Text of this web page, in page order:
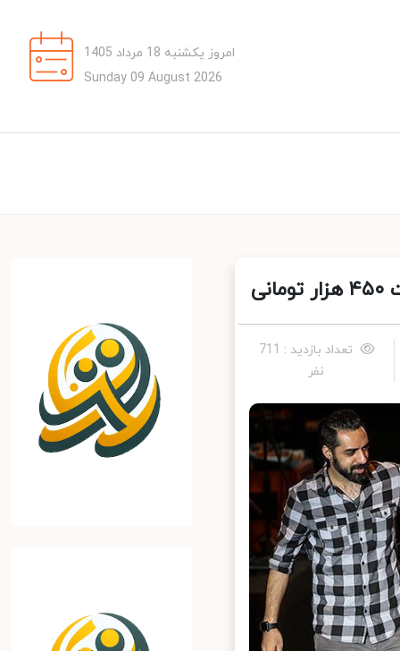
امروز یکشنبه 18 مرداد 1405
Sunday 09 August 2026
تعداد بازدید : 711
نفر